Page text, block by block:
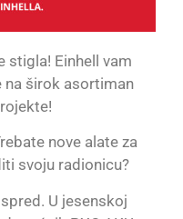
stigla! Einhell vam
na širok asortiman
nove alate za
svoju radionicu?
U jesenskoj